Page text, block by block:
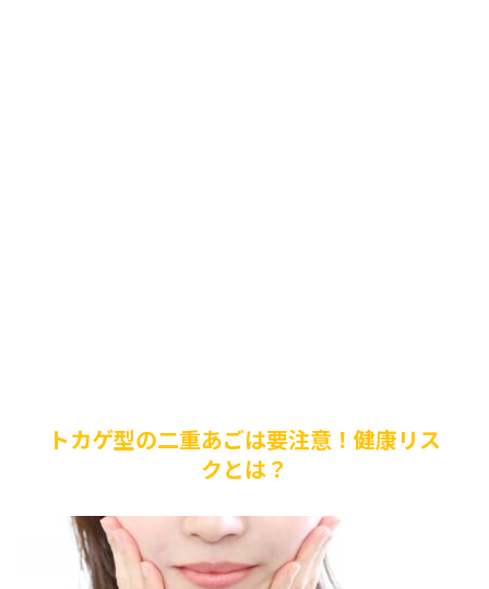
トカゲ型の二重あごは要注意！健康リス
クとは？